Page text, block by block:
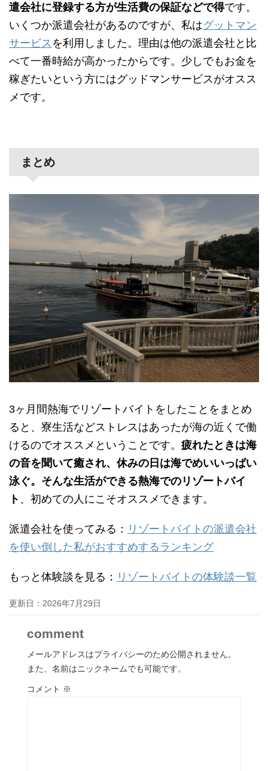
遣会社に登録する方が生活費の保証などで得です。
いくつか派遣会社があるのですが、私はグットマン
サービス を利用しました。理由は他の派遣会社と比
べて一番時給が高かったからです。少しでもお金を
稼ぎたいという方にはグッドマンサービスがオスス
メです。
まとめ
3ヶ月間熱海でリゾートバイトをしたことをまとめ
ると、寮生活などストレスはあったが海の近くで働
けるのでオススメということです。 疲れたときは海
の音を聞いて癒され、休みの日は海でめいいっぱい
泳ぐ。そんな生活ができる熱海でのリゾートバイ
ト 、初めての人にこそオススメできます。
派遣会社を使ってみる： リゾートバイトの派遣会社
を使い倒した私がおすすめするランキング
もっと体験談を見る： リゾートバイトの体験談一覧
更新日： 2026年7月29日
comment
メールアドレスはプライバシーのため公開されません。
また、名前はニックネームでも可能です。
コメント ※